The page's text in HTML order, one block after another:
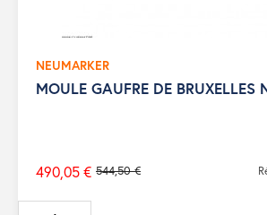
NEUMARKER
MOULE GAUFRE DE BRUXELLES
Prix
de
544,50 €
490,05 €